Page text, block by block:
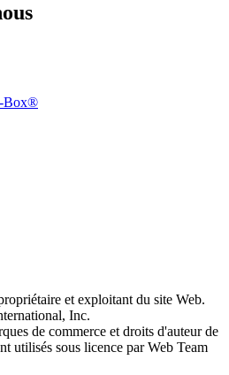
Box®
et exploitant du site Web.
Inc.
de commerce et droits d'auteur de
utilisés sous licence par Web Team